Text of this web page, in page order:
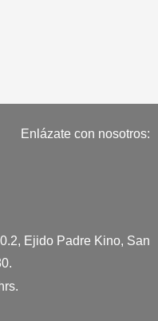
Enlázate con nosotros:
Ejido Padre Kino, San